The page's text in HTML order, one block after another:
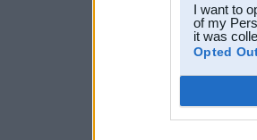
I want to
of my
it was
Opted